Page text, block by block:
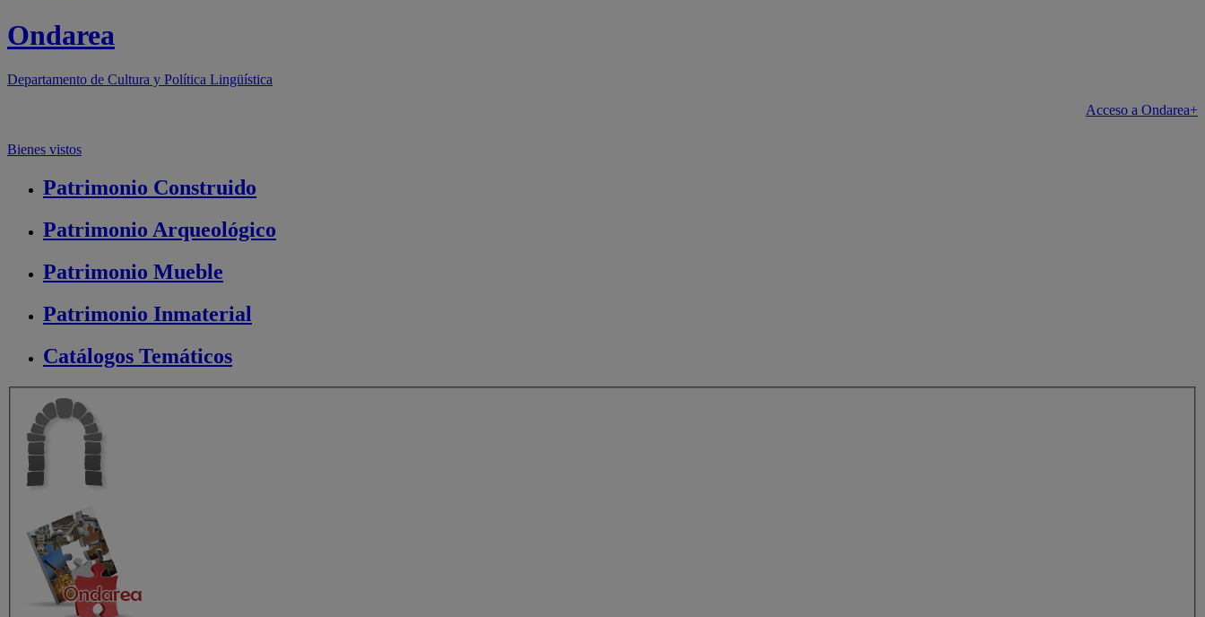
Ondarea
Departamento de Cultura y Política Lingüística
Acceso a Ondarea+
Bienes vistos
Patrimonio Construido
Patrimonio Arqueológico
Patrimonio Mueble
Patrimonio Inmaterial
Catálogos Temáticos